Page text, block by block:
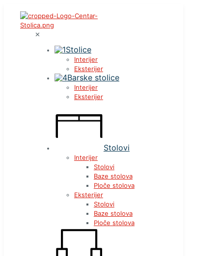
✕
Stolice
Interijer
Eksterijer
Barske stolice
Interijer
Eksterijer
Stolovi
Interijer
Stolovi
Baze stolova
Ploče stolova
Eksterijer
Stolovi
Baze stolova
Ploče stolova